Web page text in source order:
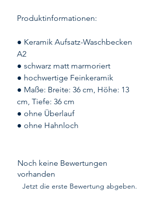
Produktinformationen:
● Keramik Aufsatz-Waschbecken
A2
● schwarz matt marmoriert
● hochwertige Feinkeramik
● Maße: Breite: 36 cm, Höhe: 13
cm, Tiefe: 36 cm
● ohne Überlauf
● ohne Hahnloch
Noch keine Bewertungen
vorhanden
Jetzt die erste Bewertung abgeben.